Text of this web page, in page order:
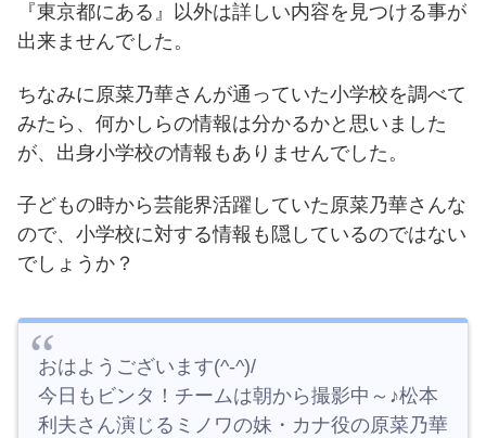
『東京都にある』以外は詳しい内容を見つける事が
出来ませんでした。
ちなみに原菜乃華さんが通っていた小学校を調べて
みたら、何かしらの情報は分かるかと思いました
が、出身小学校の情報もありませんでした。
子どもの時から芸能界活躍していた原菜乃華さんな
ので、小学校に対する情報も隠しているのではない
でしょうか？
おはようございます(^-^)/
今日もビンタ！チームは朝から撮影中～♪松本
利夫さん演じるミノワの妹・カナ役の原菜乃華